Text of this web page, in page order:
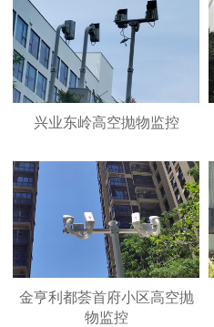
兴业东岭高空抛物监控
金亨利都荟首府小区高空抛
物监控